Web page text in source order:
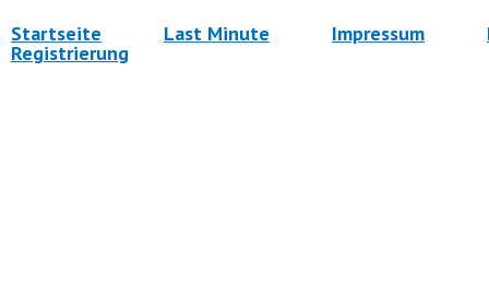
Startseite Last Minute Impressum
Registrierung